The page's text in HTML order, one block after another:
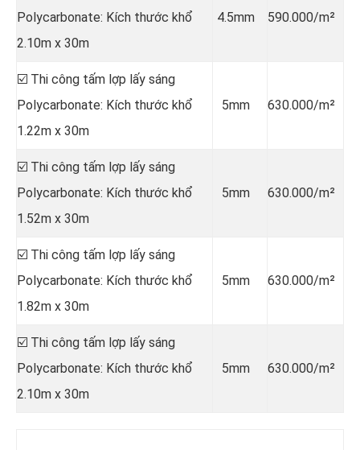
Polycarbonate: Kích thước khổ
2.10m x 30m
4.5mm 590.000/m²
☑️ Thi công tấm lợp lấy sáng
Polycarbonate: Kích thước khổ
1.22m x 30m
5mm 630.000/m²
☑️ Thi công tấm lợp lấy sáng
Polycarbonate: Kích thước khổ
1.52m x 30m
5mm 630.000/m²
☑️ Thi công tấm lợp lấy sáng
Polycarbonate: Kích thước khổ
1.82m x 30m
5mm 630.000/m²
☑️ Thi công tấm lợp lấy sáng
Polycarbonate: Kích thước khổ
2.10m x 30m
5mm 630.000/m²